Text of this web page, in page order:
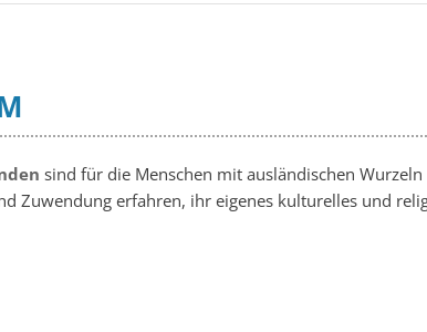
sind für die Menschen mit ausländischen
Zuwendung erfahren, ihr eigenes kulturelles und